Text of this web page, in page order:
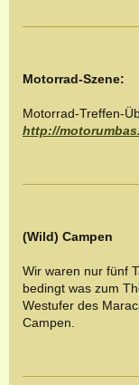
Motorrad-Szene:
Motorrad-Treffen-
http://
(Wild) Campen
Wir waren nur fünf
bedingt was zum
Westufer des
Campen.